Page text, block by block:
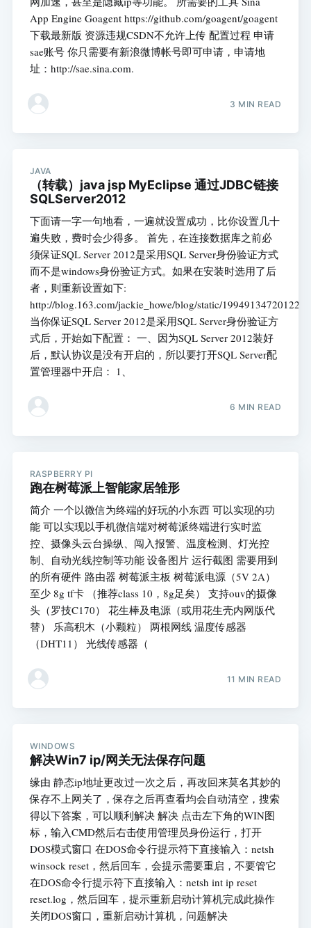
App Engine Goagent https://github.com/goagent/goagent
下载最新版 资源违规CSDN不允许上传 配置过程 申请
sae账号 你只需要有新浪微博帐号即可申请，申请地
址：http://sae.sina.com.
3 MIN READ
JAVA
（转载）java jsp MyEclipse 通过JDBC链接
SQLServer2012
下面请一字一句地看，一遍就设置成功，比你设置几十
遍失败，费时会少得多。 首先，在连接数据库之前必
须保证SQL Server 2012是采用SQL Server身份验证方式
而不是windows身份验证方式。如果在安装时选用了后
者，则重新设置如下:
http://blog.163.com/jackie_howe/blog/static/
当你保证SQL Server 2012是采用SQL Server身份验证方
式后，开始如下配置： 一、因为SQL Server 2012装好
后，默认协议是没有开启的，所以要打开SQL Server配
置管理器中开启： 1、
6 MIN READ
RASPBERRY PI
跑在树莓派上智能家居雏形
简介 一个以微信为终端的好玩的小东西 可以实现的功
能 可以实现以手机微信端对树莓派终端进行实时监
控、摄像头云台操纵、闯入报警、温度检测、灯光控
制、自动光线控制等功能 设备图片 运行截图 需要用到
的所有硬件 路由器 树莓派主板 树莓派电源（5V 2A）
至少 8g tf卡 （推荐class 10，8g足矣） 支持ouv的摄像
头（罗技C170） 花生棒及电源（或用花生壳内网版代
替） 乐高积木（小颗粒） 两根网线 温度传感器
（DHT11） 光线传感器（
11 MIN READ
WINDOWS
解决Win7 ip/网关无法保存问题
缘由 静态ip地址更改过一次之后，再改回来莫名其妙的
保存不上网关了，保存之后再查看均会自动清空，搜索
得以下答案，可以顺利解决 解决 点击左下角的WIN图
标，输入CMD然后右击使用管理员身份运行，打开
DOS模式窗口 在DOS命令行提示符下直接输入：netsh
winsock reset，然后回车，会提示需要重启，不要管它
在DOS命令行提示符下直接输入：netsh int ip reset
reset.log，然后回车，提示重新启动计算机完成此操作
关闭DOS窗口，重新启动计算机，问题解决